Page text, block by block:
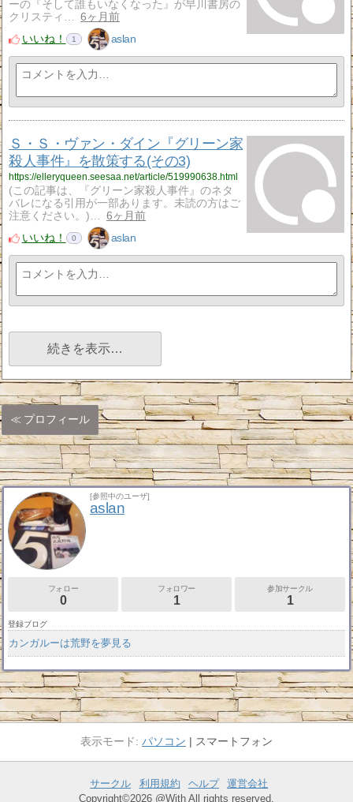
ーの『そして誰もいなくなった』が早川書房の
クリスティ…
6ヶ月前
いいね！
1 aslan
Ｓ・Ｓ・ヴァン・ダイン『グリーン家
殺人事件』を散策する(その3)
https://elleryqueen.seesaa.net/article/519990638.html
(この記事は、『グリーン家殺人事件』のネタ
バレになる引用が一部あります。未読の方はご
注意ください。)…
6ヶ月前
いいね！
0 aslan
続きを表示…
プロフィール
[参照中のユーザ]
aslan
フォロー
0
フォロワー
1
参加サークル
1
登録ブログ
カンガルーは荒野を夢見る
パソコン スマートフォン
サークル 利用規約 ヘルプ
運営会社
Copyright©2026 @With All rights reserved.